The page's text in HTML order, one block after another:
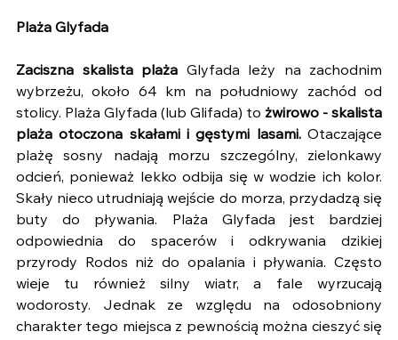
Plaża Glyfada
Zaciszna skalista plaża Glyfada leży na zachodnim
wybrzeżu, około 64 km na południowy zachód od
stolicy. Plaża Glyfada (lub Glifada) to żwirowo - skalista
plaża otoczona skałami i gęstymi lasami. Otaczające
plażę sosny nadają morzu szczególny, zielonkawy
odcień, ponieważ lekko odbija się w wodzie ich kolor.
Skały nieco utrudniają wejście do morza, przydadzą się
buty do pływania. Plaża Glyfada jest bardziej
odpowiednia do spacerów i odkrywania dzikiej
przyrody Rodos niż do opalania i pływania. Często
wieje tu również silny wiatr, a fale wyrzucają
wodorosty. Jednak ze względu na odosobniony
charakter tego miejsca z pewnością można cieszyć się